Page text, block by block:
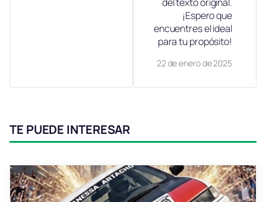
22 de enero de 2025
¡Espero que
encuentres el ideal
para tu propósito!
TE PUEDE INTERESAR